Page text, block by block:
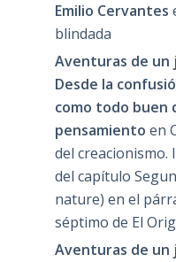
Emilio Cervantes
blindada
Aventuras de un
Desde la
como todo buen
pensamiento en
del
del capítulo
nature) en el
séptimo de El
Aventuras de un